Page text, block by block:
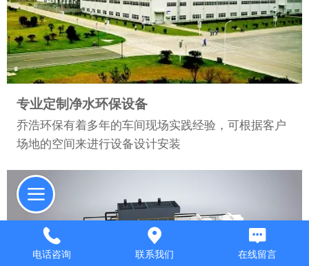
专业定制净水环保设备
乔浩环保有着多年的车间现场实践经验，可根据客户
场地的空间来进行设备设计安装
电话咨询 联系我们 在线留言